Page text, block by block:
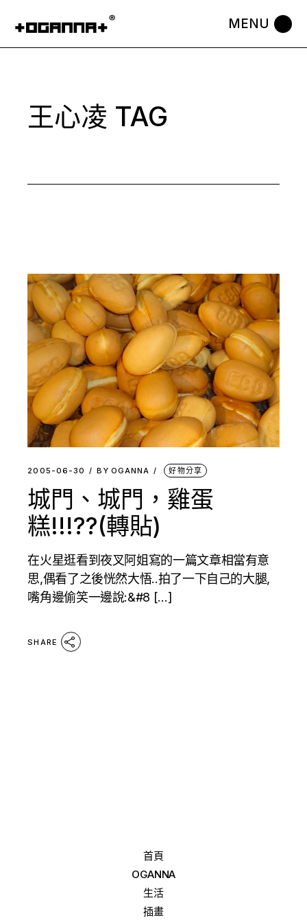
the
王心凌 TAG
2005-06-30 BY OGANNA 好物分享
城門、城門，雞蛋
糕!!!??(轉貼)
在火星逛看到夜叉阿姐寫的一篇文章相當有意
思,偶看了之後恍然大悟..拍了一下自己的大腿,
嘴角邊偷笑一邊說:&#8 […]
SHARE
首頁
OGANNA
生活
插畫